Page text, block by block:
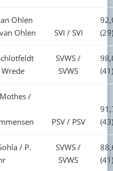
Ohlen
Ohlen
SVI / SVI
(29)
SVWS /
SVWS
(41)
/
PSV / PSV
(43)
/ P.
SVWS /
SVWS
(41)